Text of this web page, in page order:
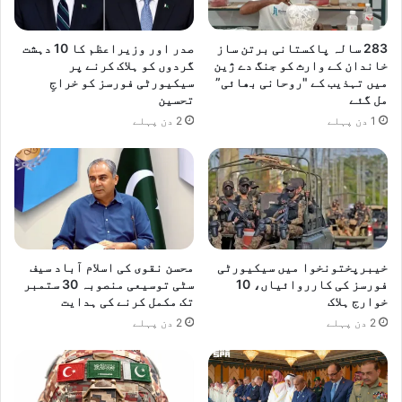
م
د
ا
و
ی
س
ش
ی
د
م
ک
م
ف
و
ی
ا
ع
ز
ع
ا
ئ
د
ک
ر
د
283 سالہ پاکستانی برتن ساز
خاندان کے وارث کو جنگ دے ژین
میں تہذیب کے "روحانی بھائی”
مل گئے
1 دن پہلے
صدر اور وزیراعظم کا 10 دہشت
گردوں کو ہلاک کرنے پر
سیکیورٹی فورسز کو خراجِ
تحسین
2 دن پہلے
خیبرپختونخوا میں سیکیورٹی
فورسز کی کارروائیاں، 10
خوارج ہلاک
2 دن پہلے
محسن نقوی کی اسلام آباد سیف
سٹی توسیعی منصوبہ 30 ستمبر
تک مکمل کرنے کی ہدایت
2 دن پہلے